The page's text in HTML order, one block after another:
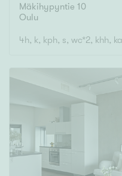
Mäkihypyntie 10
Oulu
4h, k, kph, s, wc*2, khh,